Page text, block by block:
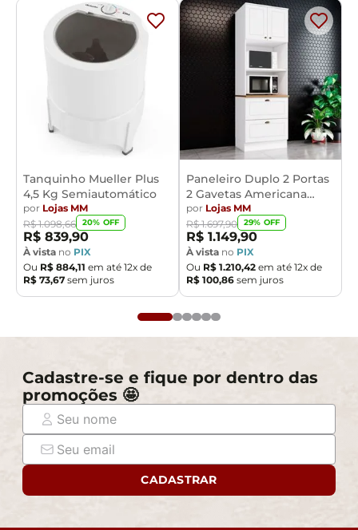
Tanquinho Mueller Plus
4,5 Kg Semiautomático
por Lojas MM
R$ 1.098,66 20% OFF
R$ 839,90
À vista no PIX
Ou R$ 884,11 em até 12x de
R$ 73,67 sem juros
Paneleiro Duplo 2 Portas
2 Gavetas Americana
Henn
por Lojas MM
R$ 1.697,90 29% OFF
R$ 1.149,90
À vista no PIX
Ou R$ 1.210,42 em até 12x de
R$ 100,86 sem juros
Cadastre-se e fique por dentro das
promoções 🤩
CADASTRAR